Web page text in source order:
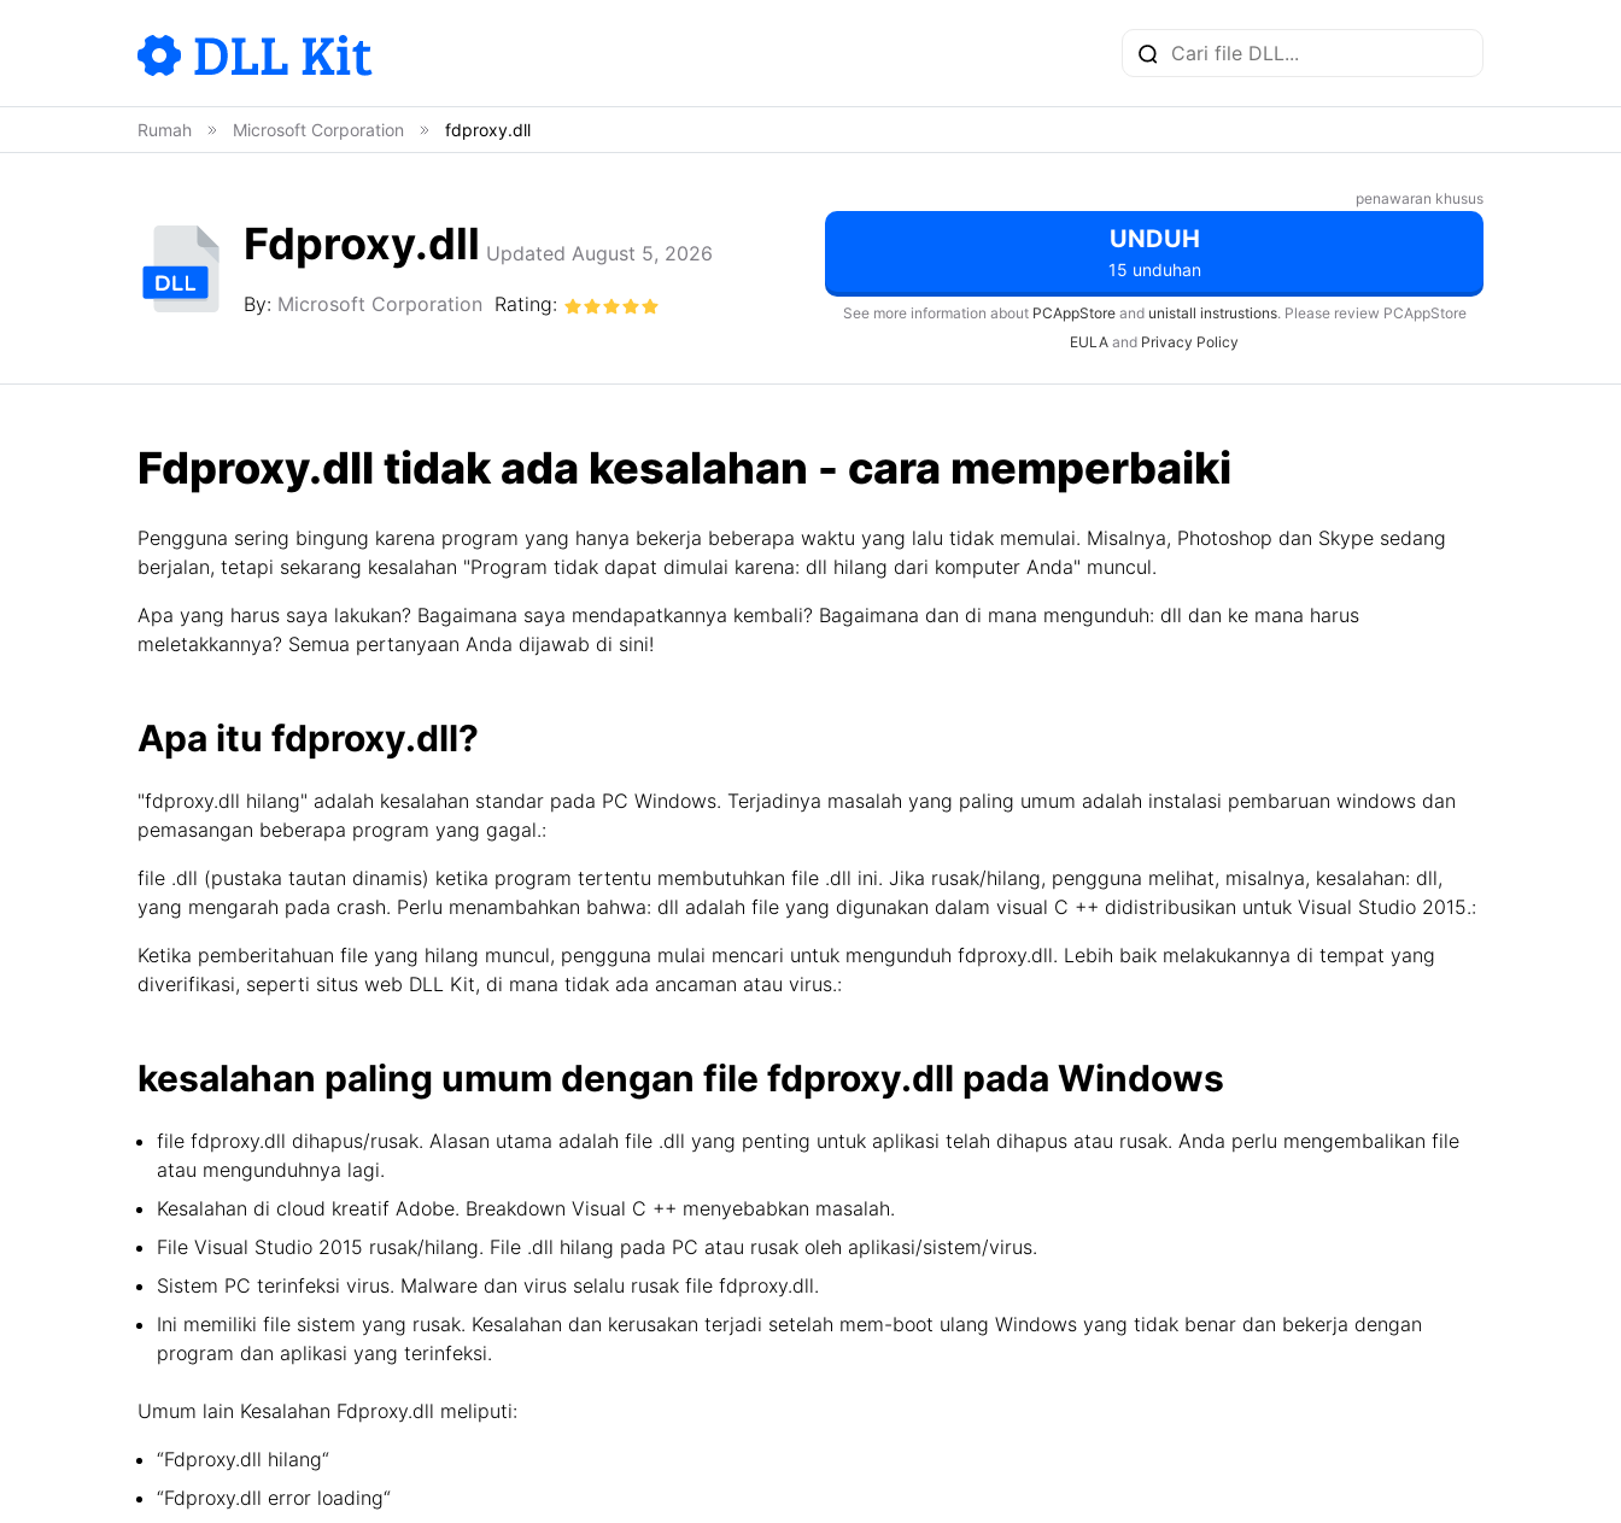
Rumah Microsoft Corporation fdproxy.dll
Fdproxy.dll Updated August 5, 2026
By: Microsoft Corporation Rating:
penawaran khusus
UNDUH
15 unduhan
See more information about PCAppStoreand unistall instrustions. Please review PCAppStore
EULA and Privacy Policy
Fdproxy.dll tidak ada kesalahan - cara memperbaiki
Pengguna sering bingung karena program yang hanya bekerja beberapa waktu yang lalu tidak memulai. Misalnya, Photoshop dan Skype sedang
berjalan, tetapi sekarang kesalahan "Program tidak dapat dimulai karena: dll hilang dari komputer Anda" muncul.
Apa yang harus saya lakukan? Bagaimana saya mendapatkannya kembali? Bagaimana dan di mana mengunduh: dll dan ke mana harus
meletakkannya? Semua pertanyaan Anda dijawab di sini!
Apa itu fdproxy.dll?
"fdproxy.dll hilang" adalah kesalahan standar pada PC Windows. Terjadinya masalah yang paling umum adalah instalasi pembaruan windows dan
pemasangan beberapa program yang gagal.:
file .dll (pustaka tautan dinamis) ketika program tertentu membutuhkan file .dll ini. Jika rusak/hilang, pengguna melihat, misalnya, kesalahan: dll,
yang mengarah pada crash. Perlu menambahkan bahwa: dll adalah file yang digunakan dalam visual C ++ didistribusikan untuk Visual Studio 2015.:
Ketika pemberitahuan file yang hilang muncul, pengguna mulai mencari untuk mengunduh fdproxy.dll. Lebih baik melakukannya di tempat yang
diverifikasi, seperti situs web DLL Kit, di mana tidak ada ancaman atau virus.:
kesalahan paling umum dengan file fdproxy.dll pada Windows
file fdproxy.dll dihapus/rusak. Alasan utama adalah file .dll yang penting untuk aplikasi telah dihapus atau rusak. Anda perlu mengembalikan file
atau mengunduhnya lagi.
Kesalahan di cloud kreatif Adobe. Breakdown Visual C ++ menyebabkan masalah.
File Visual Studio 2015 rusak/hilang. File .dll hilang pada PC atau rusak oleh aplikasi/sistem/virus.
Sistem PC terinfeksi virus. Malware dan virus selalu rusak file fdproxy.dll.
Ini memiliki file sistem yang rusak. Kesalahan dan kerusakan terjadi setelah mem-boot ulang Windows yang tidak benar dan bekerja dengan
program dan aplikasi yang terinfeksi.
Umum lain Kesalahan Fdproxy.dll meliputi:
“Fdproxy.dll hilang“
“Fdproxy.dll error loading“